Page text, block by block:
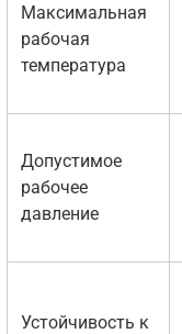
Максимальная
рабочая
температура
Допустимое
рабочее
давление
Устойчивость к